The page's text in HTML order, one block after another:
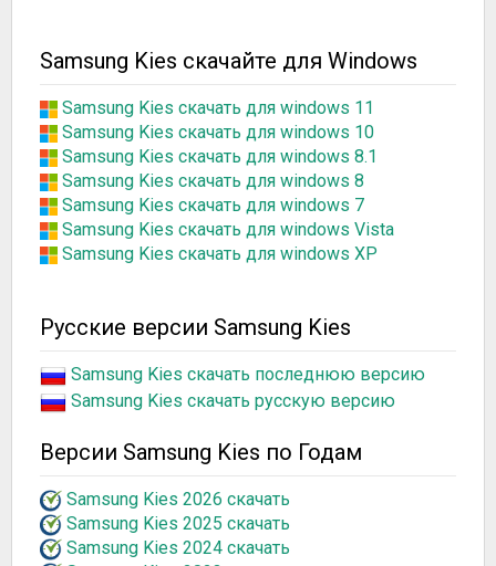
Samsung Kies скачайте для Windows
Samsung Kies скачать для windows 11
Samsung Kies скачать для windows 10
Samsung Kies скачать для windows 8.1
Samsung Kies скачать для windows 8
Samsung Kies скачать для windows 7
Samsung Kies скачать для windows Vista
Samsung Kies скачать для windows XP
Русские версии Samsung Kies
Samsung Kies скачать последнюю версию
Samsung Kies скачать русскую версию
Версии Samsung Kies по Годам
Samsung Kies 2026 скачать
Samsung Kies 2025 скачать
Samsung Kies 2024 скачать